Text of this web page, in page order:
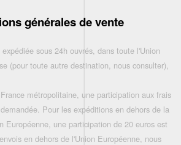
générales de vente
sous 24h ouvrés, dans toute l'Union
(pour toute autre destination, nous consulter),
métropolitaine, une participation aux frais
Pour les expéditions en dehors de la
Européenne, une participation de 20 euros est
en dehors de l'Union Européenne, nous